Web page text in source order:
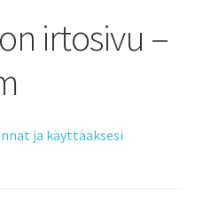
irtosivu –
ja käyttääksesi